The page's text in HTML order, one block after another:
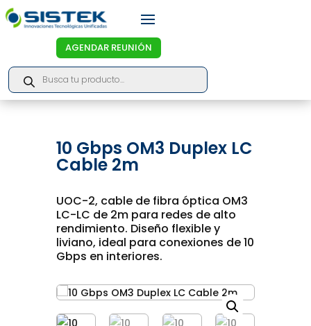
AGENDAR REUNIÓN
Products
search
10 Gbps OM3 Duplex LC
Cable 2m
UOC-2, cable de fibra óptica OM3
LC-LC de 2m para redes de alto
rendimiento. Diseño flexible y
liviano, ideal para conexiones de 10
Gbps en interiores.